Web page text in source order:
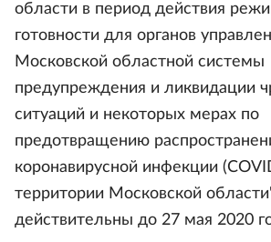
области в период действия
готовности для органов
Московской областной системы
предупреждения и ликвидации
ситуаций и некоторых мерах по
предотвращению
коронавирусной инфекции
территории Московской
действительны до 27 мая 2020